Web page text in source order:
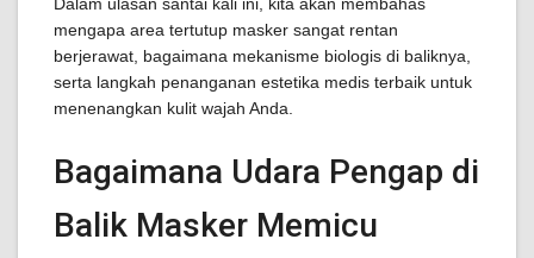
mengapa area tertutup masker sangat rentan
berjerawat, bagaimana mekanisme biologis di baliknya,
serta langkah penanganan estetika medis terbaik untuk
menenangkan kulit wajah Anda.
Bagaimana Udara Pengap di
Balik Masker Memicu